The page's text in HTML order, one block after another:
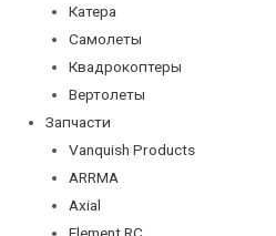
Катера
Самолеты
Квадрокоптеры
Вертолеты
Запчасти
Vanquish Products
ARRMA
Axial
Element RC